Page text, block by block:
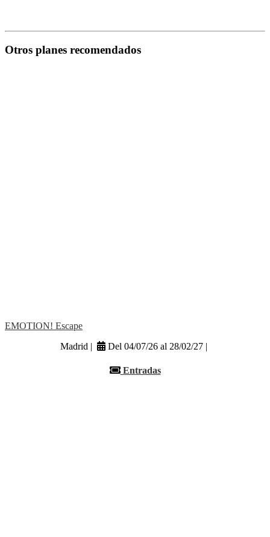
Otros planes recomendados
EMOTION! Escape
Madrid |
Del 04/07/26 al 28/02/27 |
Entradas